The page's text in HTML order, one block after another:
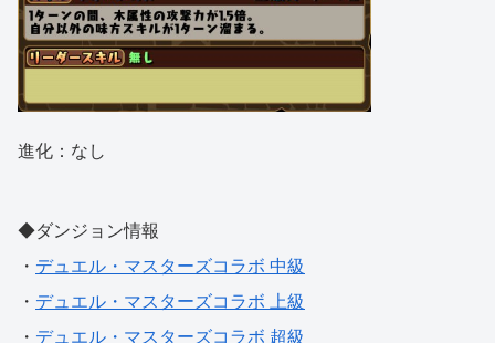
進化：なし
◆ダンジョン情報
・ デュエル・マスターズコラボ 中級
・ デュエル・マスターズコラボ 上級
・ デュエル・マスターズコラボ 超級